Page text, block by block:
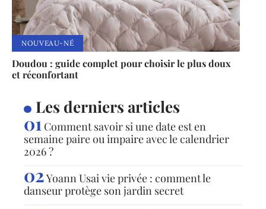
NOUVEAU-NÉ
Doudou : guide complet pour choisir le plus doux
et réconfortant
Les derniers articles
Comment savoir si une date est en
semaine paire ou impaire avec le calendrier
2026 ?
Yoann Usai vie privée : comment le
danseur protège son jardin secret